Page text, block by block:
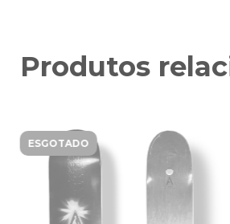
Produtos
ESGOTADO